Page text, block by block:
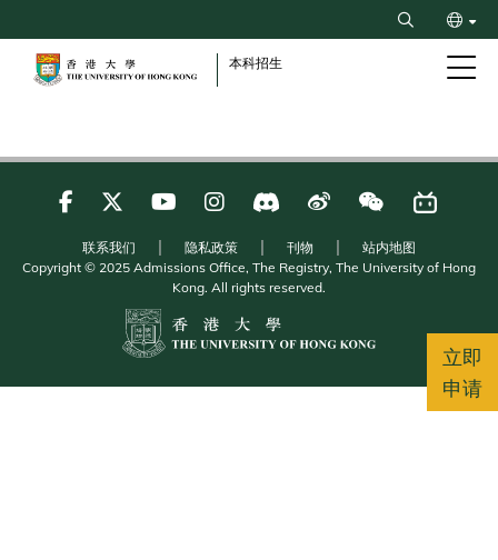
to
content
Search
本科招生
立即
申请
联系我们 隐私政策 刊物
站内地图
Copyright © 2025 Admissions Office, The Registry, The University of Hong
Kong. All rights reserved.